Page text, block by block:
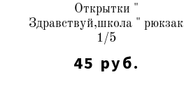
Открытки "
Здравствуй,школа " рюкзак
1/5
45 руб.